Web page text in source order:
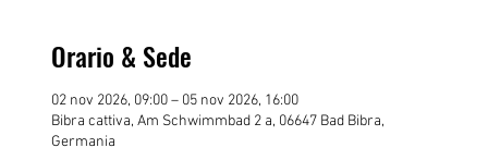
Orario & Sede
02 nov 2026, 09:00 – 05 nov 2026, 16:00
Bibra cattiva, Am Schwimmbad 2 a, 06647 Bad Bibra,
Germania